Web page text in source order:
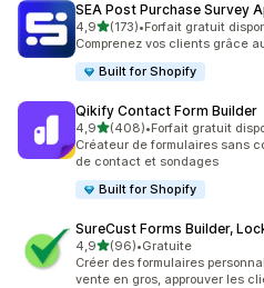
SEA Post Purchase Survey
4,9étoile(s) sur 5
(173)
173 avis au total
•Forfait gratuit
Comprenez vos clients grâce
Built for Shopify
Qikify Contact Form Builder
4,9étoile(s) sur 5
(408)
408 avis au total
•Forfait gratuit
Créateur de formulaires sans
de contact et sondages
Built for Shopify
SureCust Forms Builder,
4,9étoile(s) sur 5
(96)
96 avis au total
•Gratuite
Créer des formulaires
vente en gros, approuver les